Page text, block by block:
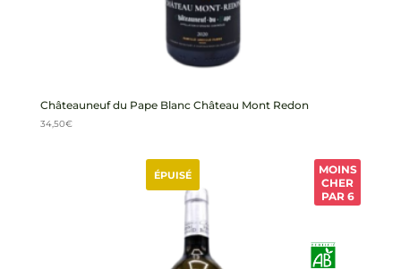
Châteauneuf du Pape Blanc Château Mont Redon
34,50€
MOINS
CHER
PAR 6
ÉPUISÉ